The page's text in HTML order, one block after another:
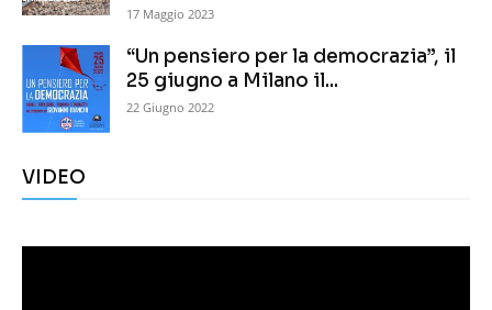
17 Maggio 2023
“Un pensiero per la democrazia”, il
25 giugno a Milano il...
22 Giugno 2022
VIDEO